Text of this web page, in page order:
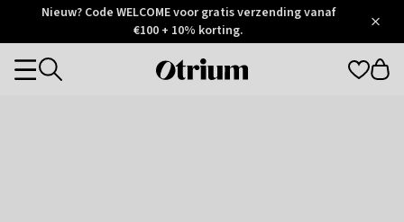
Otrium
Trustpilot
Nieuw? Code WELCOME voor gratis verzending vanaf
€100 + 10% korting.
Otrium
Categories